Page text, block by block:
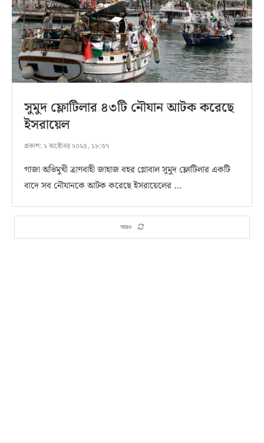
সুমুদ ফ্লোটিলার ৪৩টি নৌযান আটক করেছে
ইসরায়েল
প্রকাশ: ২ অক্টোবর ২০২৫, ১৮:৫৭
গাজা অভিমুখী ত্রাণবাহী জাহাজ বহর গ্লোবাল সুমুদ ফ্লোটিলার একটি
বাদে সব নৌযানকে আটক করেছে ইসরায়েলের …
আরও